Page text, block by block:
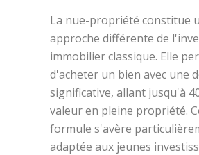
La nue-propriété constitue
approche différente de
immobilier classique. Elle
d'acheter un bien avec une
significative, allant jusqu'à
valeur en pleine propriété.
formule s'avère
adaptée aux jeunes